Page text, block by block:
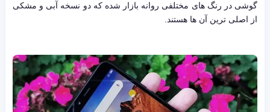
گوشی در رنگ های مختلفی روانه بازار شده که دو نسخه آبی و مشکی
از اصلی ترین آن ها هستند.